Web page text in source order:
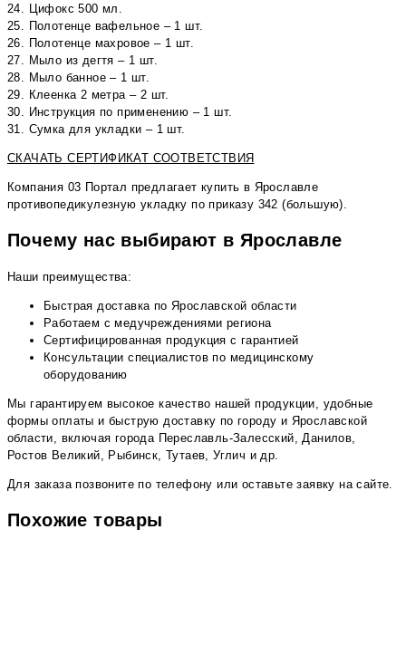
24. Цифокс 500 мл.
25. Полотенце вафельное – 1 шт.
26. Полотенце махровое – 1 шт.
27. Мыло из дегтя – 1 шт.
28. Мыло банное – 1 шт.
29. Клеенка 2 метра – 2 шт.
30. Инструкция по применению – 1 шт.
31. Сумка для укладки – 1 шт.
СКАЧАТЬ СЕРТИФИКАТ СООТВЕТСТВИЯ
Компания 03 Портал предлагает купить в Ярославле
противопедикулезную укладку по приказу 342 (большую).
Почему нас выбирают в Ярославле
Наши преимущества:
Быстрая доставка по Ярославской области
Работаем с медучреждениями региона
Сертифицированная продукция с гарантией
Консультации специалистов по медицинскому
оборудованию
Мы гарантируем высокое качество нашей продукции, удобные
формы оплаты и быструю доставку по городу и Ярославской
области, включая города Переславль-Залесский, Данилов,
Ростов Великий, Рыбинск, Тутаев, Углич и др.
Для заказа позвоните по телефону или оставьте заявку на сайте.
Похожие товары